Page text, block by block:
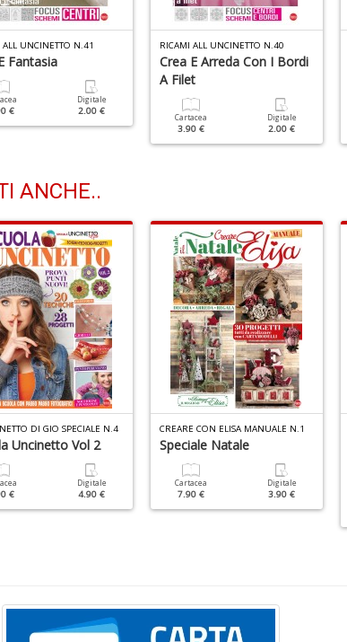
ALL UNCINETTO N.41
Fantasia
€
Digitale
2.00 €
RICAMI ALL UNCINETTO N.40
Crea E Arreda Con I Bordi
A Filet
Cartacea
3.90 €
Digitale
2.00 €
ANCHE..
DI GIO SPECIALE N.4
Uncinetto Vol 2
€
Digitale
4.90 €
CREARE CON ELISA MANUALE N.1
Speciale Natale
Cartacea
7.90 €
Digitale
3.90 €